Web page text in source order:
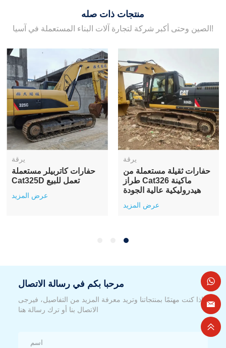
منتجات ذات صله
الصين وحتى أكبر شركة لتجارة آلات البناء المستعملة في آسيا!
يرقة
حفارات كاتربيلر مستعملة
Cat325D تعمل للبيع
عرض المزيد
يرقة
حفارات ثقيلة مستعملة من
طراز Cat326 ماكينة
هيدروليكية عالية الجودة
عرض المزيد
مرحبا بكم في رسالة الاتصال
إذا كنت مهتمًا بمنتجاتنا وتريد معرفة المزيد من التفاصيل، فيرجى
الاتصال بنا أو ترك رسالة هنا